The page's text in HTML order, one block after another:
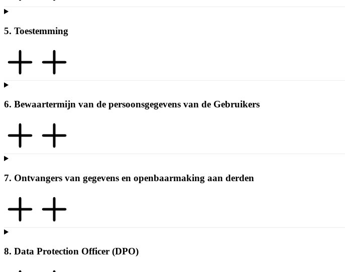
5. Toestemming
6. Bewaartermijn van de persoonsgegevens van de Gebruikers
7. Ontvangers van gegevens en openbaarmaking aan derden
8. Data Protection Officer (DPO)